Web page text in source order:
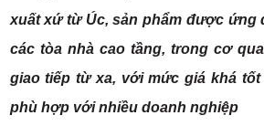
xuất xứ từ Úc, sản phẩm được ứng
các tòa nhà cao tầng, trong cơ
giao tiếp từ xa, với mức giá khá
phù hợp với nhiều doanh nghiệp